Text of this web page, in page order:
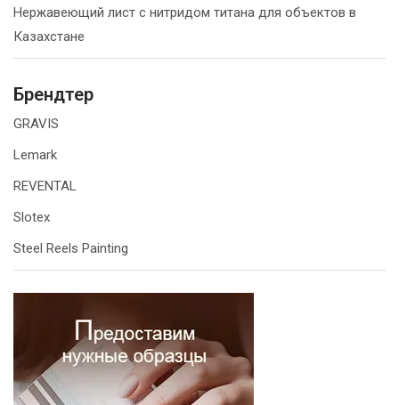
Нержавеющий лист с нитридом титана для объектов в
Казахстане
Брендтер
GRAVIS
Lemark
REVENTAL
Slotex
Steel Reels Painting